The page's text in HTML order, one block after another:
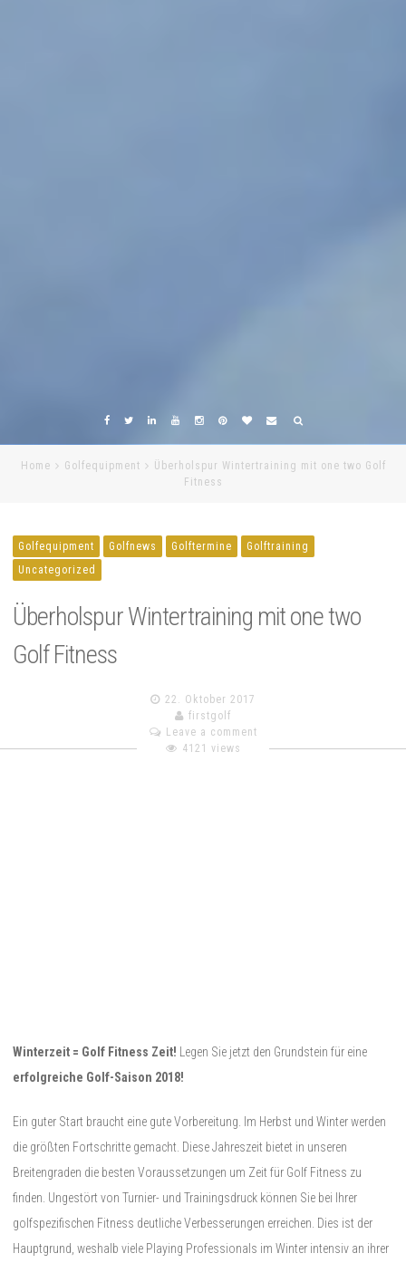
Home Golfequipment
Überholspur Wintertraining mit one two Golf
Fitness
Golfequipment Golfnews Golftermine
Golftraining
Uncategorized
Überholspur Wintertraining mit one two
Golf Fitness
22. Oktober 2017
firstgolf
Leave a comment
4121 views
Winterzeit = Golf Fitness Zeit! Legen Sie jetzt den Grundstein für eine
erfolgreiche Golf-Saison 2018!
Ein guter Start braucht eine gute Vorbereitung. Im Herbst und Winter werden
die größten Fortschritte gemacht. Diese Jahreszeit bietet in unseren
Breitengraden die besten Voraussetzungen um Zeit für Golf Fitness zu
finden. Ungestört von Turnier- und Trainingsdruck können Sie bei Ihrer
golfspezifischen Fitness deutliche Verbesserungen erreichen. Dies ist der
Hauptgrund, weshalb viele Playing Professionals im Winter intensiv an ihrer